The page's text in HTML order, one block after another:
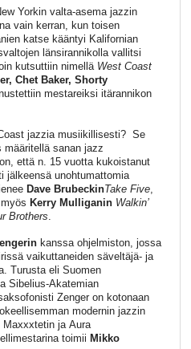
Yorkin valta-asema jazzin
vain kerran, kun toisen
katse kääntyi Kalifornian
länsirannikolla vallitsi
kutsuttiin nimellä West Coast
Chet Baker, Shorty
mestareiksi itärannikon
jazzia musiikillisesti? Se
sanan jazz
että n. 15 vuotta kukoistanut
jälkeensä unohtumattomia
Dave BrubeckinTake Five,
Kerry Mulliganin Walkin’
Brothers
kanssa ohjelmiston, jossa
vaikuttaneiden säveltäjä- ja
Turusta eli Suomen
Sibelius-Akatemian
Zenger on kotonaan
modernin jazzin
ja Aura
toimii Mikko